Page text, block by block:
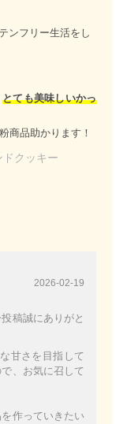
ンフリー生活をし
とても美味しいかっ
商品助かります！
クッキー
2026-02-19
稿誠にありがと
甘さを目指して
、お気に召して
作っていきたい